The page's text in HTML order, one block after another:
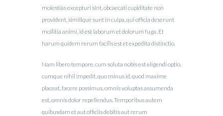
molestias excepturi sint, obcaecati cupiditate non
provident, similique sunt in culpa, qui officia deserunt
mollitia animi, id est laborum et dolorum fuga. Et
harum quidem rerum facilis est et expedita distinctio.
Nam libero tempore, cum soluta nobis est eligendi optio,
cumque nihil impedit, quo minus id, quod maxime
placeat, facere possimus, omnis voluptas assumenda
est, omnis dolor repellendus. Temporibus autem
quibusdam et aut officiis debitis aut rerum